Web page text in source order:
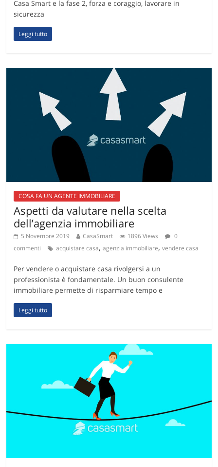
Casa Smart e la fase 2, forza e coraggio, lavorare in
sicurezza
Leggi tutto
COSA FA UN AGENTE IMMOBILIARE
Aspetti da valutare nella scelta
dell’agenzia immobiliare
5 Novembre 2019 CasaSmart 1896 Views
0
commenti
acquistare casa,agenzia immobiliare,vendere casa
Per vendere o acquistare casa rivolgersi a un
professionista è fondamentale. Un buon consulente
immobiliare permette di risparmiare tempo e
Leggi tutto